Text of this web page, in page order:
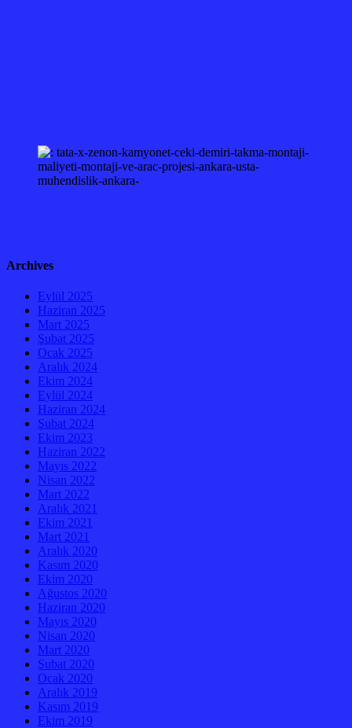
Archives
Eylül 2025
Haziran 2025
Mart 2025
Şubat 2025
Ocak 2025
Aralık 2024
Ekim 2024
Eylül 2024
Haziran 2024
Şubat 2024
Ekim 2023
Haziran 2022
Mayıs 2022
Nisan 2022
Mart 2022
Aralık 2021
Ekim 2021
Mart 2021
Aralık 2020
Kasım 2020
Ekim 2020
Ağustos 2020
Haziran 2020
Mayıs 2020
Nisan 2020
Mart 2020
Şubat 2020
Ocak 2020
Aralık 2019
Kasım 2019
Ekim 2019